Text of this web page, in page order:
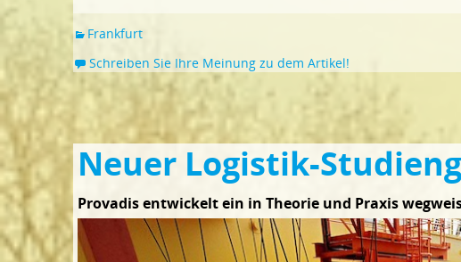
Frankfurt
Schreiben Sie Ihre Meinung zu dem Artikel!
Neuer Logistik-
Provadis entwickelt ein in Theorie und Praxis